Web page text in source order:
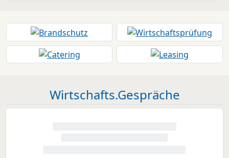
Wirtschafts.Gespräche